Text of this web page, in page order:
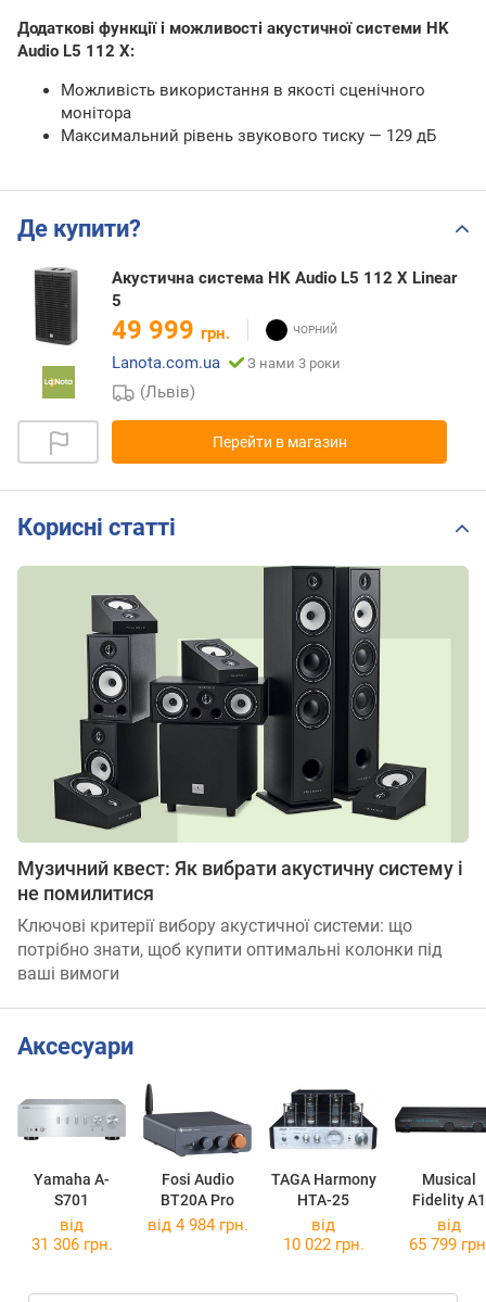
Додаткові функції і можливості акустичної системи HK
Audio L5 112 X:
Можливість використання в якості сценічного
монітора
Максимальний рівень звукового тиску — 129 дБ
Де купити?
Акустична система HK Audio L5 112 X Linear
5
49 999 грн.
Lanota.com.ua
З нами 3 роки
(Львів)
Перейти в магазин
Корисні статті
Музичний квест: Як вибрати акустичну систему і
не помилитися
Ключові критерії вибору акустичної системи: що
потрібно знати, щоб купити оптимальні колонки під
ваші вимоги
Аксесуари
Yamaha A-
S701
Fosi Audio
BT20A Pro
TAGA Harmony
HTA-25
Musical
Fidelity A1
від
31 306 грн.
від 4 984 грн.
від
10 022 грн.
від
65 799